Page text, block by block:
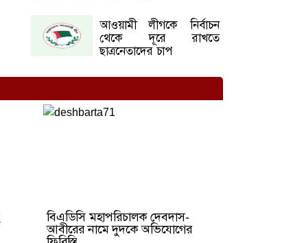
আওয়ামী লীগকে নির্বাচন
থেকে দূরে রাখতে
ছাত্রনেতাদের চাপ
বিএডিসি মহাপরিচালক দেবদাস-
আবীরের নামে দুদকে অভিযোগের